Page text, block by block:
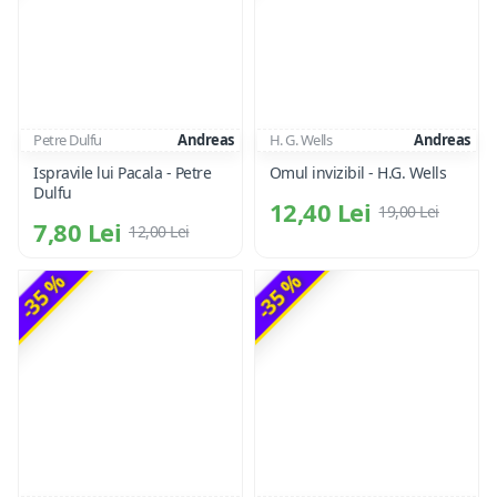
Petre Dulfu Andreas
Ispravile lui Pacala - Petre
Dulfu
7,80 Lei 12,00 Lei
H. G. Wells Andreas
Omul invizibil - H.G. Wells
12,40 Lei 19,00 Lei
-35 % -35 %